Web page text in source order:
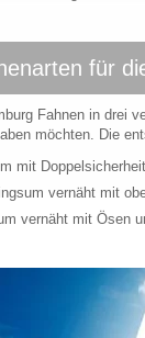
für
Fahnen in drei
möchten. Die
mit
vernäht mit
vernäht mit Ösen